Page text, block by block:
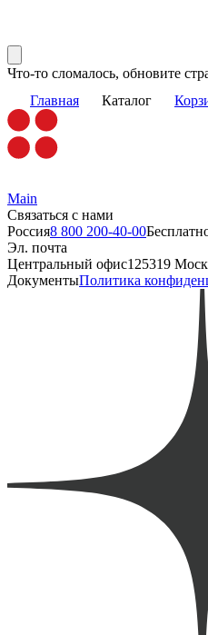
Что-то сломалось, обновите
Главная Каталог
Main
Связаться с нами
Россия8 800 200-40-00
Эл. почта
Центральный офис125319
ДокументыПолитика